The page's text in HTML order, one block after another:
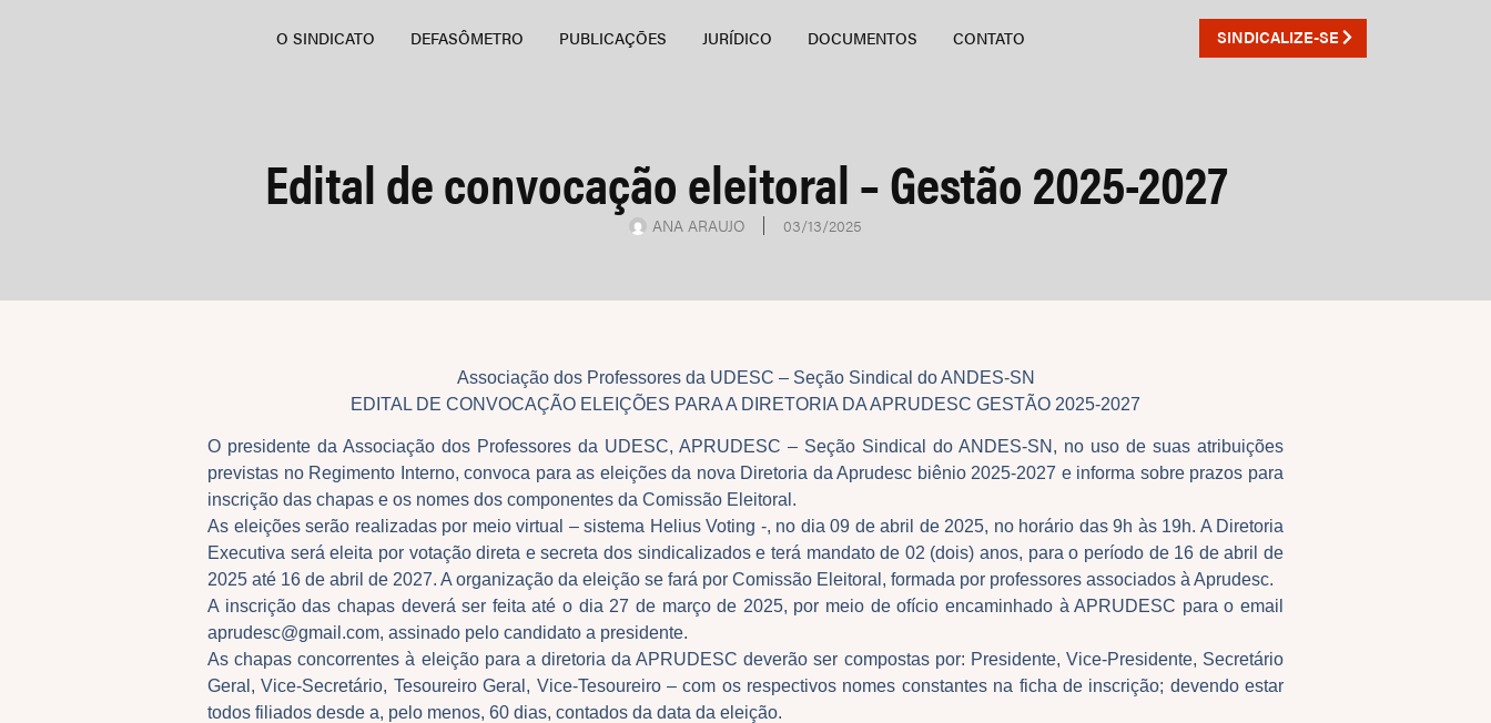
O SINDICATO DEFASÔMETRO PUBLICAÇÕES JURÍDICO DOCUMENTOS CONTATO SINDICALIZE-SE
Edital de convocação eleitoral – Gestão 2025-2027
ANA ARAUJO 03/13/2025
Associação dos Professores da UDESC – Seção Sindical do ANDES-SN
EDITAL DE CONVOCAÇÃO ELEIÇÕES PARA A DIRETORIA DA APRUDESC GESTÃO 2025-2027
O presidente da Associação dos Professores da UDESC, APRUDESC – Seção Sindical do ANDES-SN, no uso de suas atribuições
previstas no Regimento Interno, convoca para as eleições da nova Diretoria da Aprudesc biênio 2025-2027 e informa sobre prazos para
inscrição das chapas e os nomes dos componentes da Comissão Eleitoral.
As eleições serão realizadas por meio virtual – sistema Helius Voting -, no dia 09 de abril de 2025, no horário das 9h às 19h. A Diretoria
Executiva será eleita por votação direta e secreta dos sindicalizados e terá mandato de 02 (dois) anos, para o período de 16 de abril de
2025 até 16 de abril de 2027. A organização da eleição se fará por Comissão Eleitoral, formada por professores associados à Aprudesc.
A inscrição das chapas deverá ser feita até o dia 27 de março de 2025, por meio de ofício encaminhado à APRUDESC para o email
aprudesc@gmail.com, assinado pelo candidato a presidente.
As chapas concorrentes à eleição para a diretoria da APRUDESC deverão ser compostas por: Presidente, Vice-Presidente, Secretário
Geral, Vice-Secretário, Tesoureiro Geral, Vice-Tesoureiro – com os respectivos nomes constantes na ficha de inscrição; devendo estar
todos filiados desde a, pelo menos, 60 dias, contados da data da eleição.